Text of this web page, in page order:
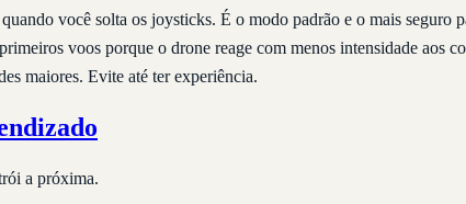
você solta os joysticks. É o modo padrão e o mais seguro
voos porque o drone reage com menos intensidade aos
maiores. Evite até ter experiência.
a próxima.